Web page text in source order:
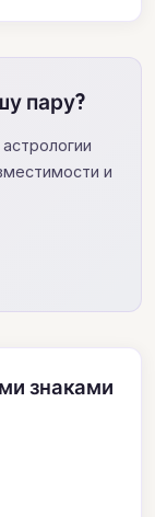
пару?
и
знаками